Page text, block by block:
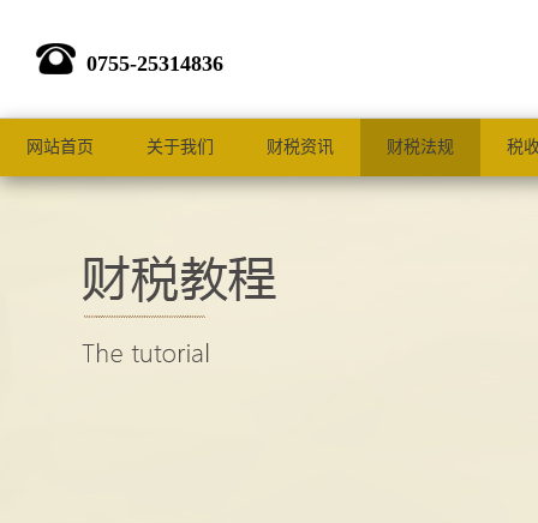
0755-25314836
网站首页 关于我们 财税资讯 财税法规 税